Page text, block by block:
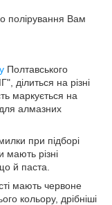
полірування Вам
Полтавського
ділиться на різні
маркується на
алмазних
при підборі
мають різні
й паста.
мають червоне
кольору, дрібніші